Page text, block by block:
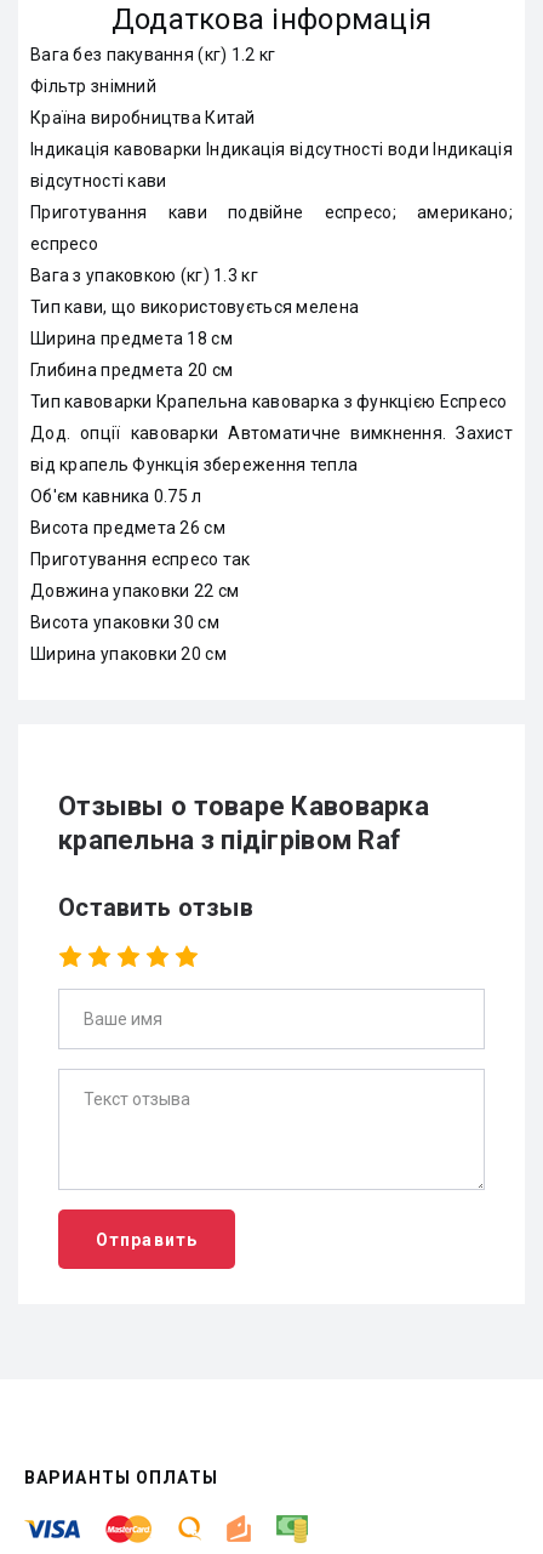
Додаткова інформація
Вага без пакування (кг) 1.2 кг
Фільтр знімний
Країна виробництва Китай
Індикація кавоварки Індикація відсутності води Індикація
відсутності кави
Приготування кави подвійне еспресо; американо;
еспресо
Вага з упаковкою (кг) 1.3 кг
Тип кави, що використовується мелена
Ширина предмета 18 см
Глибина предмета 20 см
Тип кавоварки Крапельна кавоварка з функцією Еспресо
Дод. опції кавоварки Автоматичне вимкнення. Захист
від крапель Функція збереження тепла
Об'єм кавника 0.75 л
Висота предмета 26 см
Приготування еспресо так
Довжина упаковки 22 см
Висота упаковки 30 см
Ширина упаковки 20 см
Отзывы о товаре Кавоварка
крапельна з підігрівом Raf
Оставить отзыв
Отправить
ВАРИАНТЫ ОПЛАТЫ